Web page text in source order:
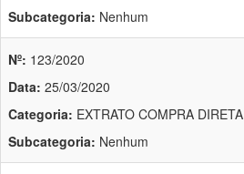
Subcategoria: Nenhum
Nº: 123/2020
Data: 25/03/2020
Categoria: EXTRATO COMPRA DIRETA
Subcategoria: Nenhum